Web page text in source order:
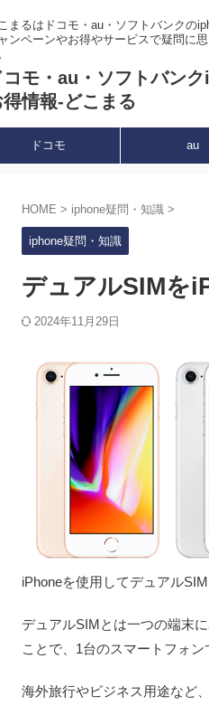
まるはドコモ・au・ソフトバンクの
ンペーンやお得やサービスで疑問に
コモ・au・ソフトバン
得情報-どこまる
ドコモ au
HOME > iphone疑問・知識 >
iphone疑問・知識
デュアルSIMを
2024年11月29日
iPhoneを使用してデュアル
デュアルSIMとは一つの端末
ことで、1台のスマートフォ
海外旅行やビジネス用途など